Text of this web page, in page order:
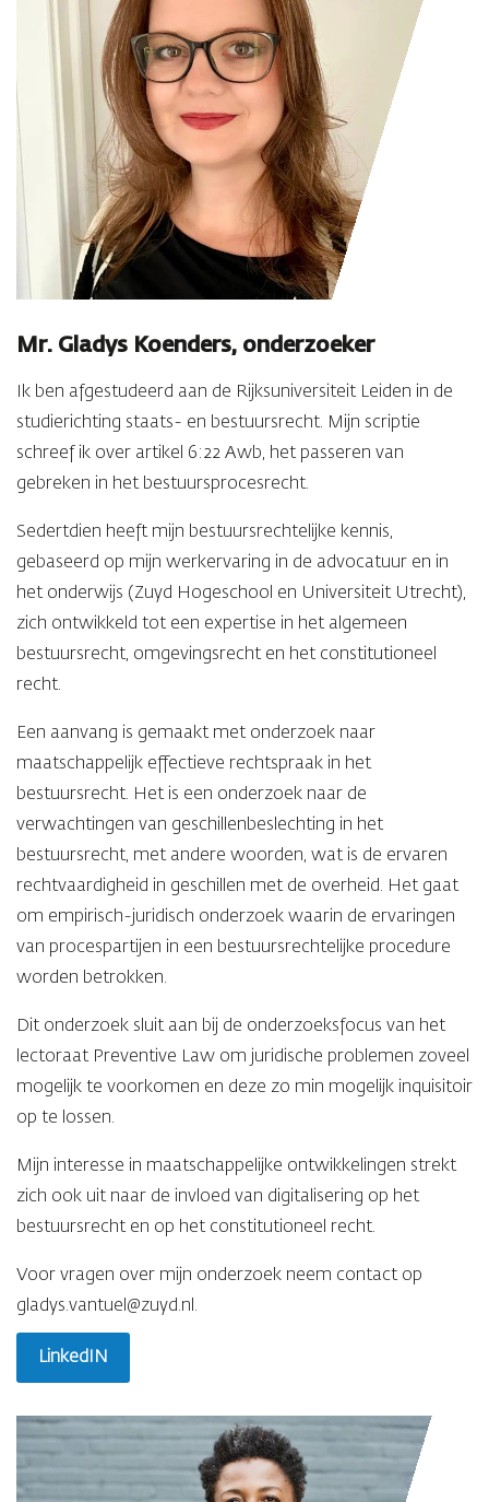
Mr. Gladys Koenders, onderzoeker
Ik ben afgestudeerd aan de Rijksuniversiteit Leiden in de
studierichting staats- en bestuursrecht. Mijn scriptie
schreef ik over artikel 6:22 Awb, het passeren van
gebreken in het bestuursprocesrecht.
Sedertdien heeft mijn bestuursrechtelijke kennis,
gebaseerd op mijn werkervaring in de advocatuur en in
het onderwijs (Zuyd Hogeschool en Universiteit Utrecht),
zich ontwikkeld tot een expertise in het algemeen
bestuursrecht, omgevingsrecht en het constitutioneel
recht.
Een aanvang is gemaakt met onderzoek naar
maatschappelijk effectieve rechtspraak in het
bestuursrecht. Het is een onderzoek naar de
verwachtingen van geschillenbeslechting in het
bestuursrecht, met andere woorden, wat is de ervaren
rechtvaardigheid in geschillen met de overheid. Het gaat
om empirisch-juridisch onderzoek waarin de ervaringen
van procespartijen in een bestuursrechtelijke procedure
worden betrokken.
Dit onderzoek sluit aan bij de onderzoeksfocus van het
lectoraat Preventive Law om juridische problemen zoveel
mogelijk te voorkomen en deze zo min mogelijk inquisitoir
op te lossen.
Mijn interesse in maatschappelijke ontwikkelingen strekt
zich ook uit naar de invloed van digitalisering op het
bestuursrecht en op het constitutioneel recht.
Voor vragen over mijn onderzoek neem contact op
gladys.vantuel@zuyd.nl.
LinkedIN